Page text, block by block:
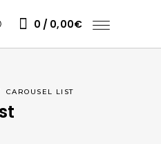
0 0,00€
CAROUSEL LIST